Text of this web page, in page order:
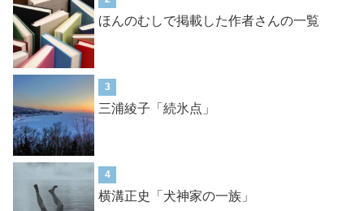
ほんのむしで掲載した作者さんの一覧
3
三浦綾子「続氷点」
4
横溝正史「犬神家の一族」